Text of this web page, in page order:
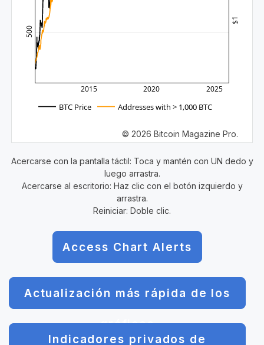
2015 2020 2025
$1
500
BTC Price Addresses with > 1,000 BTC
© 2026 Bitcoin Magazine Pro.
Acercarse con la pantalla táctil: Toca y mantén con UN dedo y
luego arrastra.
Acercarse al escritorio: Haz clic con el botón izquierdo y
arrastra.
Reiniciar: Doble clic.
Access Chart Alerts
Actualización más rápida de los
gráficos
Indicadores privados de